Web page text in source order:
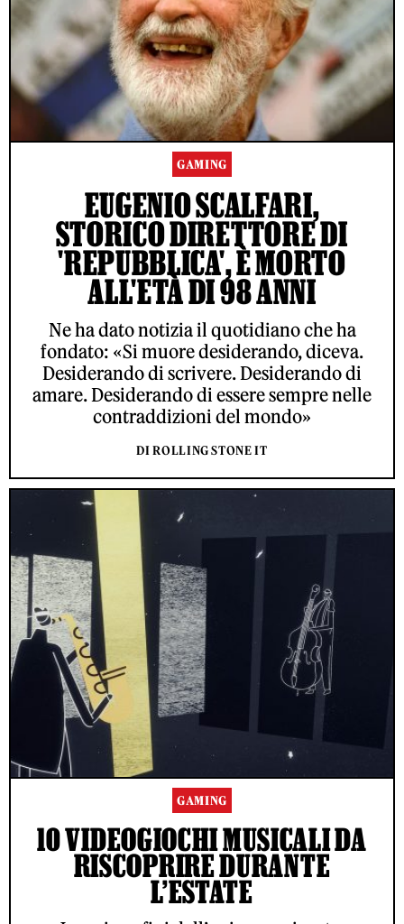
GAMING
EUGENIO SCALFARI,
STORICO DIRETTORE DI
'REPUBBLICA', È MORTO
ALL'ETÀ DI 98 ANNI
Ne ha dato notizia il quotidiano che ha
fondato: «Si muore desiderando, diceva.
Desiderando di scrivere. Desiderando di
amare. Desiderando di essere sempre nelle
contraddizioni del mondo»
DI ROLLING STONE IT
GAMING
10 VIDEOGIOCHI MUSICALI DA
RISCOPRIRE DURANTE
L’ESTATE
ACCETTO LE NORME SUL TRATTAMENTO DEI DATI E
L'INVIO DELLA NEWSLETTER DI RS